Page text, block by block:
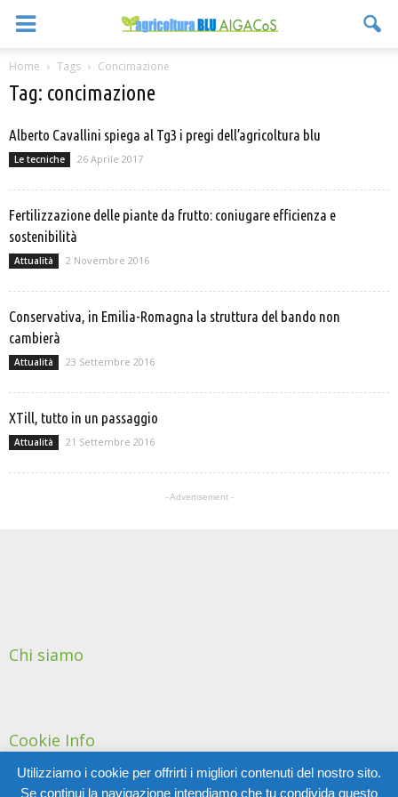
Home Tags Concimazione
Tag: concimazione
Alberto Cavallini spiega al Tg3 i pregi dell’agricoltura blu
Le tecniche 26 Aprile 2017
Fertilizzazione delle piante da frutto: coniugare efficienza e
sostenibilità
Attualità 2 Novembre 2016
Conservativa, in Emilia-Romagna la struttura del bando non
cambierà
Attualità 23 Settembre 2016
XTill, tutto in un passaggio
Attualità 21 Settembre 2016
- Advertisement -
Chi siamo
Cookie Info
Utilizziamo i cookie per offrirti i migliori contenuti del nostro sito.
Se continui la navigazione intendiamo che tu condivida questo